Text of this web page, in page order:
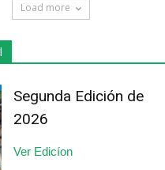
Load more
Segunda Edición de
2026
Ver Edicíon